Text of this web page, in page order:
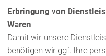
Erbringung von
Waren
Damit wir unsere
benötigen wir ggf. Ihre